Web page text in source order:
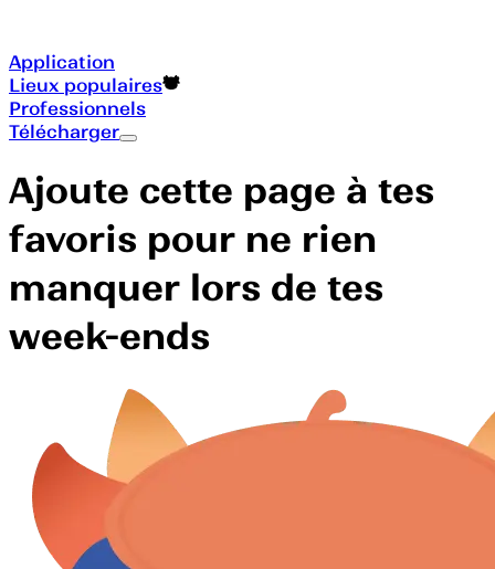
Application
Lieux populaires
Professionnels
Télécharger
Ajoute cette page à tes
favoris pour ne rien
manquer lors de tes
week-ends